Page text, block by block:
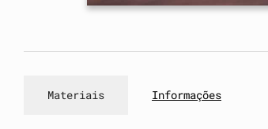
Materiais Informações